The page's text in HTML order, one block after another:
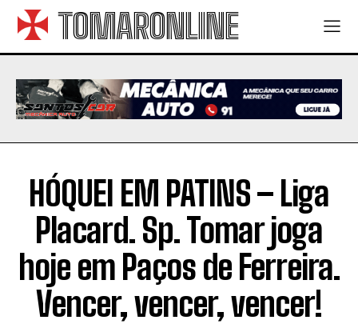
TOMARONLINE
HÓQUEI EM PATINS – Liga
Placard. Sp. Tomar joga
hoje em Paços de Ferreira.
Vencer, vencer, vencer!